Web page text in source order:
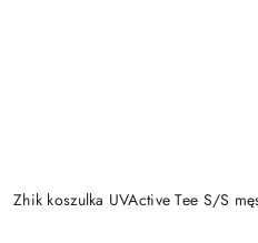
Zhik koszulka UVActive Tee S/S